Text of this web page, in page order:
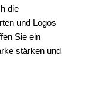
die
und Logos
Sie ein
stärken und